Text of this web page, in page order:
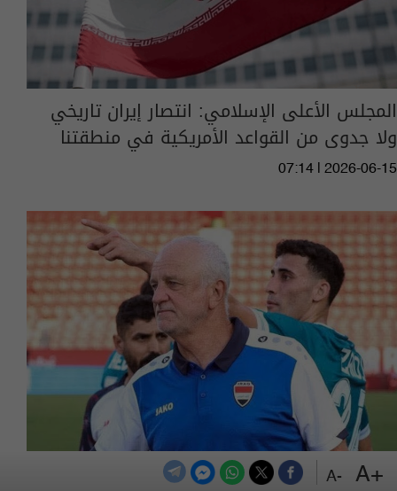
+A
-A
المجلس الأعلى الإسلامي: انتصار إيران تاريخي
ولا جدوى من القواعد الأمريكية في منطقتنا
07:14 | 2026-06-15
الاتحاد العراقي يبدأ مفاوضات تمديد عقد أرنولد